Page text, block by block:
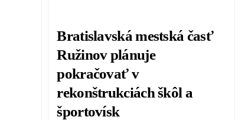
Bratislavská mestská časť
Ružinov plánuje
pokračovať v
rekonštrukciách škôl a
športovísk